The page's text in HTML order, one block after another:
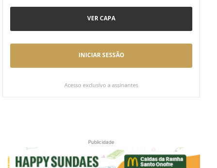
VER CAPA
INICIAR SESSÃO
Acesso exclusivo a assinantes
Publicidade